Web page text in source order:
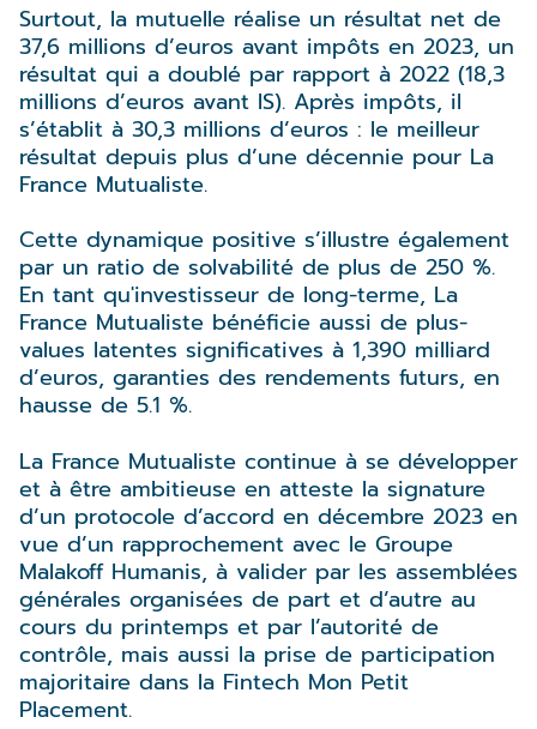
Surtout, la mutuelle réalise un résultat net de
37,6 millions d’euros avant impôts en 2023, un
résultat qui a doublé par rapport à 2022 (18,3
millions d’euros avant IS). Après impôts, il
s’établit à 30,3 millions d’euros : le meilleur
résultat depuis plus d’une décennie pour La
France Mutualiste.
Cette dynamique positive s’illustre également
par un ratio de solvabilité de plus de 250 %.
En tant qu'investisseur de long-terme, La
France Mutualiste bénéficie aussi de plus-
values latentes significatives à 1,390 milliard
d’euros, garanties des rendements futurs, en
hausse de 5.1 %.
La France Mutualiste continue à se développer
et à être ambitieuse en atteste la signature
d’un protocole d’accord en décembre 2023 en
vue d’un rapprochement avec le Groupe
Malakoff Humanis, à valider par les assemblées
générales organisées de part et d’autre au
cours du printemps et par l’autorité de
contrôle, mais aussi la prise de participation
majoritaire dans la Fintech Mon Petit
Placement.